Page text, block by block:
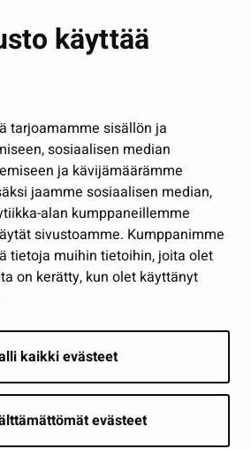
käyttää
tarjoamamme sisällön ja
sosiaalisen median
ja kävijämäärämme
jaamme sosiaalisen median,
alan kumppaneillemme
sivustoamme. Kumppanimme
tietoja muihin tietoihin, joita olet
on kerätty, kun olet käyttänyt
kaikki evästeet
evästeet